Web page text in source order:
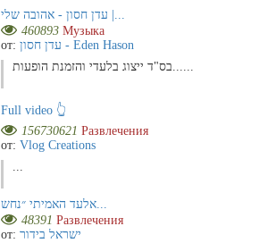
460893 Музыка
от:
עדן חסון - Eden Hason
Full video 👆
156730621 Развлечения
от: Vlog Creations
48391 Развлечения
от: ישראל בידור